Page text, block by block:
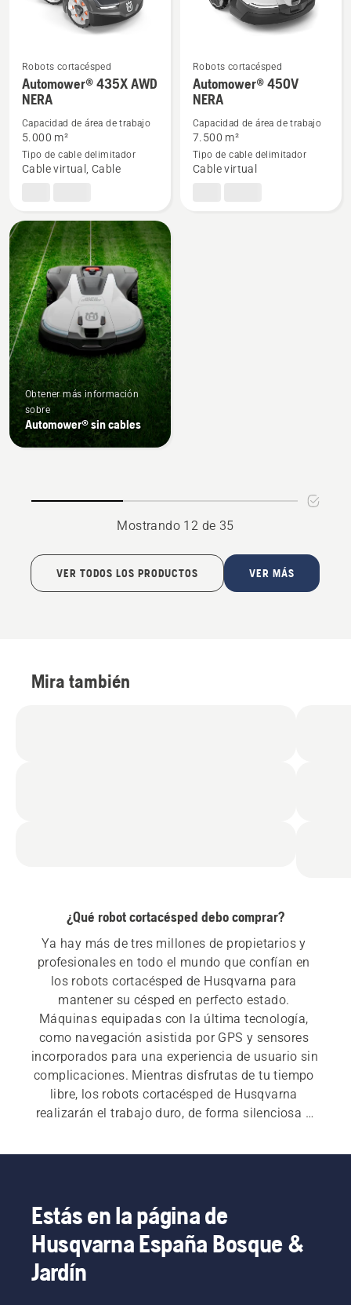
Ver
más
detalles
sobre
Automower®
435X
Robots cortacésped
Automower® 435X AWD
NERA
Capacidad de área de trabajo
5.000 m²
Tipo de cable delimitador
Cable virtual, Cable
Ver
más
detalles
sobre
Automower®
450V
Robots cortacésped
Automower® 450V
NERA
Capacidad de área de trabajo
7.500 m²
Tipo de cable delimitador
Cable virtual
Obtener más información
sobre
Automower® sin cables
Mostrando 12 de 35
VER TODOS LOS PRODUCTOS VER MÁS
Mira también
¿Qué robot cortacésped debo comprar?
Ya hay más de tres millones de propietarios y
profesionales en todo el mundo que confían en
los robots cortacésped de Husqvarna para
mantener su césped en perfecto estado.
Máquinas equipadas con la última tecnología,
como navegación asistida por GPS y sensores
incorporados para una experiencia de usuario sin
complicaciones. Mientras disfrutas de tu tiempo
libre, los robots cortacésped de Husqvarna
realizarán el trabajo duro, de forma silenciosa y
control por voz te permite asegurarte de que tu
césped se mantenga saludable y bien cuidado
con solo un comando. Descubre nuestra amplia
gama de productos: siempre habrá un robot
cortacésped Husqvarna perfecto para ti y tu
Estás en la página de
Husqvarna España Bosque &
Jardín